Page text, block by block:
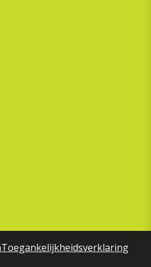
Toegankelijkheidsverklaring